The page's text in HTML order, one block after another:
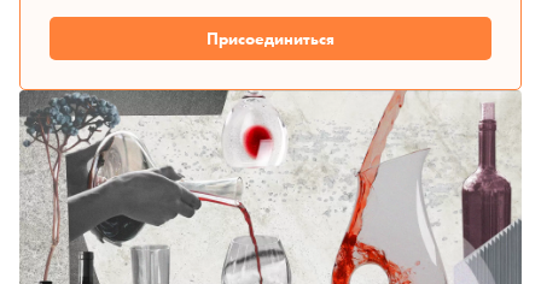
Присоединиться